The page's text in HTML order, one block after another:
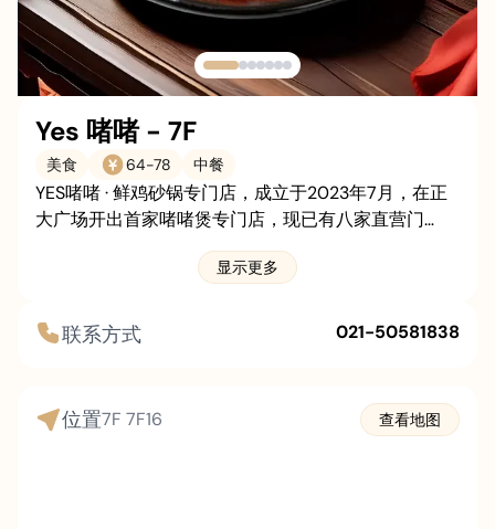
更多
职业 关于我们 联系我们 停车
Yes 啫啫 - 7F
美食 64-78 中餐
YES啫啫 · 鲜鸡砂锅专门店，成立于2023年7月，在正
大广场开出首家啫啫煲专门店，现已有八家直营门
店。“啫啫煲”是广东菜系中极具烟火气的经典做法，味
浓料好，长筷快搅，猛火淋酒，用高温烹饪出食材的本
做，让您体验地道的老广美食。
显示更多
联系方式 021-50581838
位置7F 7F16 查看地图